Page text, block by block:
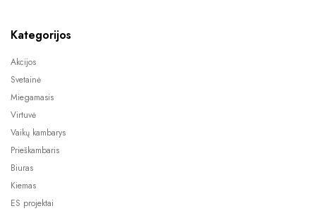
Kategorijos
Akcijos
Svetainė
Miegamasis
Virtuvė
Vaikų kambarys
Prieškambaris
Biuras
Kiemas
ES projektai